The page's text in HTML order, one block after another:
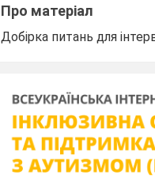
Про матеріал
Добірка питань для